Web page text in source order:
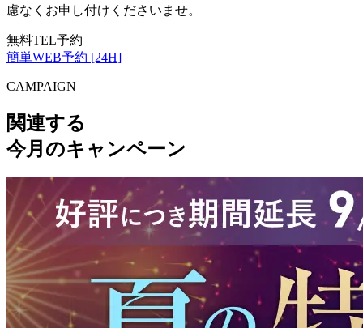
慮なくお申し付けくださいませ。
無料TEL予約
簡単WEB予約 [24H]
CAMPAIGN
関連する
今月のキャンペーン